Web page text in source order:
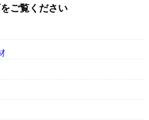
ご覧ください